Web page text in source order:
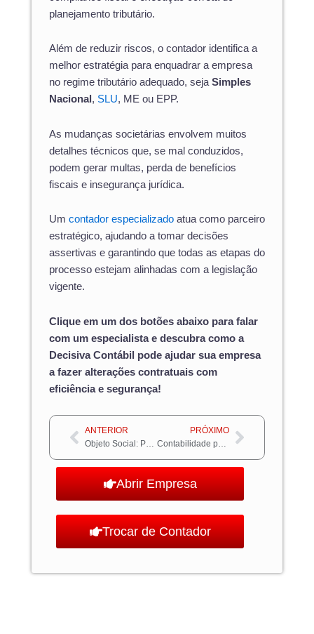
planejamento tributário.
Além de reduzir riscos, o contador identifica a
melhor estratégia para enquadrar a empresa
no regime tributário adequado, sejaSimples
Nacional , SLU, ME ou EPP.
As mudanças societárias envolvem muitos
detalhes técnicos que, se mal conduzidos,
podem gerar multas, perda de benefícios
fiscais e insegurança jurídica.
Um contador especializado atua como parceiro
estratégico, ajudando a tomar decisões
assertivas e garantindo que todas as etapas do
processo estejam alinhadas com a legislação
vigente.
Clique em um dos botões abaixo para falar
com um especialista e descubra como a
Decisiva Contábil pode ajudar sua empresa
a fazer alterações contratuais com
eficiência e segurança!
Anterior
ANTERIOR
Objeto Social: Passo a passo para incluir corretamente no contrato social
PRÓXIMO
Contabilidade para engenheiros: Como regularizar ganhos de empresas de engenharia Próximo
Abrir Empresa
Trocar de Contador